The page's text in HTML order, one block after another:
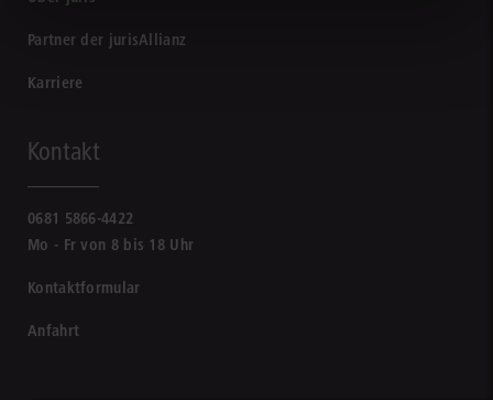
Partner der jurisAllianz
Karriere
Kontakt
0681 5866-4422
Mo - Fr von 8 bis 18 Uhr
Kontaktformular
Anfahrt